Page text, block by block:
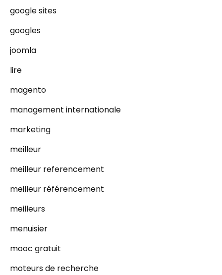
google sites
googles
joomla
lire
magento
management internationale
marketing
meilleur
meilleur referencement
meilleur référencement
meilleurs
menuisier
mooc gratuit
moteurs de recherche